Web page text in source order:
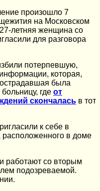
произошло 7
на Московском
летняя женщина со
для разговора
потерпевшую,
которая,
была
где от
скончалась в тот
к себе в
в доме
работают со вторым
подозреваемой.